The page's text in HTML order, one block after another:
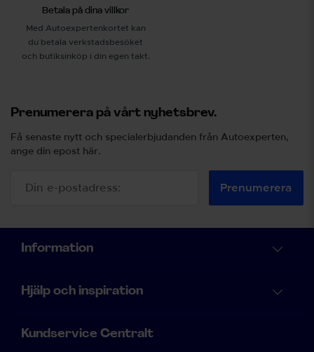
Betala på dina villkor
Med Autoexpertenkortet kan
du betala verkstadsbesöket
och butiksinköp i din egen takt.
Prenumerera på vårt nyhetsbrev.
Få senaste nytt och specialerbjudanden från Autoexperten,
ange din epost här.
Prenumerera
Information
Hjälp och inspiration
Kundservice Centralt